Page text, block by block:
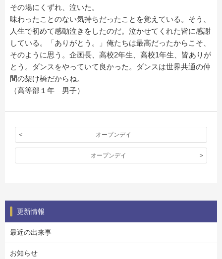
その場にくずれ、泣いた。
味わったことのない気持ちだったことを覚えている。そう、
人生で初めて感動泣きをしたのだ。泣かせてくれた皆に感謝
している。「ありがとう。」俺たちは最高だったからこそ、
そのように思う。企画長、高校2年生、高校1年生、皆ありが
とう。ダンスをやっていて良かった。ダンスは世界共通の仲
間の架け橋だからね。
（高等部１年 男子）
オープンデイ
オープンデイ
更新情報
最近の出来事
お知らせ